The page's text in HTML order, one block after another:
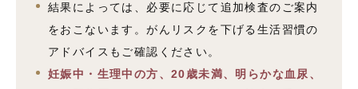
結果によっては、必要に応じて追加検査のご案内
をおこないます。がんリスクを下げる生活習慣の
アドバイスもご確認ください。
妊娠中・生理中の方、20歳未満、明らかな血尿、